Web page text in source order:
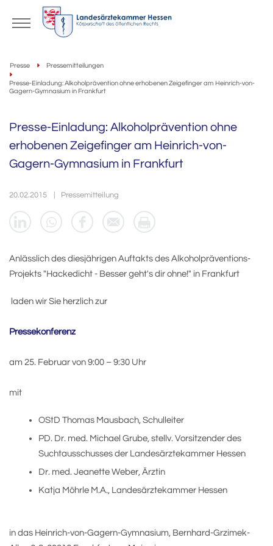
Presse Pressemitteilungen
Presse-Einladung: Alkoholprävention ohne erhobenen Zeigefinger am Heinrich-von-
Gagern-Gymnasium in Frankfurt
Presse-Einladung: Alkoholprävention ohne
erhobenen Zeigefinger am Heinrich-von-
Gagern-Gymnasium in Frankfurt
20.02.2015 Pressemitteilung
Anlässlich des diesjährigen Auftakts des Alkoholpräventions-
Projekts "Hackedicht - Besser geht's dir ohne!" in Frankfurt
laden wir Sie herzlich zur
Pressekonferenz
am 25. Februar von 9:00 – 9:30 Uhr
mit
OStD Thomas Mausbach, Schulleiter
PD. Dr. med. Michael Grube, stellv. Vorsitzender des
Suchtausschusses der Landesärztekammer Hessen
Dr. med. Jeanette Weber, Ärztin
Katja Möhrle M.A., Landesärztekammer Hessen
in das Heinrich-von-Gagern-Gymnasium, Bernhard-Grzimek-